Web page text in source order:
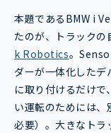
本題であるBMW i
たのが、トラックの
k Robotics。
ダーが一体化した
に取り付けるだけ
い運転のためには
必要）。大きなトラ